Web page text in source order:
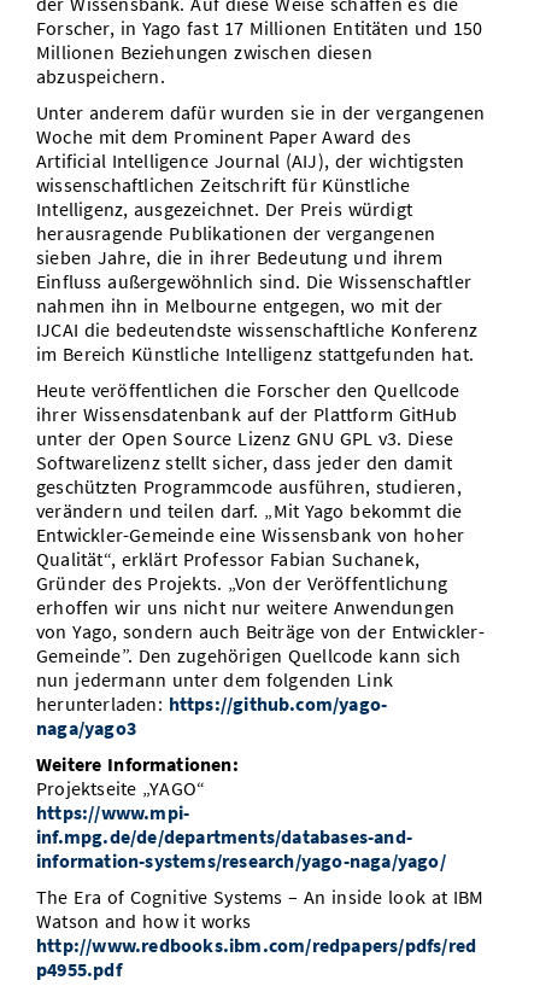
Forscher, in Yago fast 17 Millionen Entitäten und 150
Millionen Beziehungen zwischen diesen
abzuspeichern.
Unter anderem dafür wurden sie in der vergangenen
Woche mit dem Prominent Paper Award des
Artificial Intelligence Journal (AIJ), der wichtigsten
wissenschaftlichen Zeitschrift für Künstliche
Intelligenz, ausgezeichnet. Der Preis würdigt
herausragende Publikationen der vergangenen
sieben Jahre, die in ihrer Bedeutung und ihrem
Einfluss außergewöhnlich sind. Die Wissenschaftler
nahmen ihn in Melbourne entgegen, wo mit der
IJCAI die bedeutendste wissenschaftliche Konferenz
im Bereich Künstliche Intelligenz stattgefunden hat.
Heute veröffentlichen die Forscher den Quellcode
ihrer Wissensdatenbank auf der Plattform GitHub
unter der Open Source Lizenz GNU GPL v3. Diese
Softwarelizenz stellt sicher, dass jeder den damit
geschützten Programmcode ausführen, studieren,
verändern und teilen darf. „Mit Yago bekommt die
Entwickler-Gemeinde eine Wissensbank von hoher
Qualität“, erklärt Professor Fabian Suchanek,
Gründer des Projekts. „Von der Veröffentlichung
erhoffen wir uns nicht nur weitere Anwendungen
von Yago, sondern auch Beiträge von der Entwickler-
Gemeinde”. Den zugehörigen Quellcode kann sich
nun jedermann unter dem folgenden Link
herunterladen: https://github.com/yago-
naga/yago3
Weitere Informationen:
Projektseite „YAGO“
https://www.mpi-
inf.mpg.de/de/departments/databases-and-
information-systems/research/yago-naga/yago/
The Era of Cognitive Systems – An inside look at IBM
Watson and how it works
http://www.redbooks.ibm.com/redpapers/pdfs/red
p4955.pdf